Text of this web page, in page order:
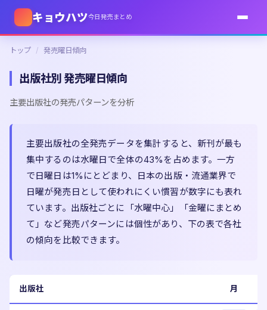
キョウハツ今日発売まとめ
トップ / 発売曜日傾向
出版社別 発売曜日傾向
主要出版社の発売パターンを分析
主要出版社の全発売データを集計すると、新刊が最も
集中するのは水曜日で全体の43%を占めます。一方
で日曜日は1%にとどまり、日本の出版・流通業界で
日曜が発売日として使われにくい慣習が数字にも表れ
ています。出版社ごとに「水曜中心」「金曜にまとめ
て」など発売パターンには個性があり、下の表で各社
の傾向を比較できます。
出版社 月